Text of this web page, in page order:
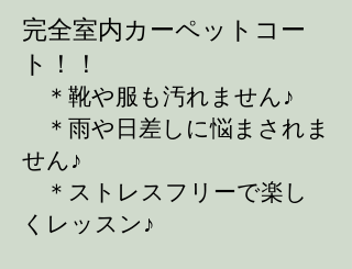
​完全室内カーペットコー
ト！！
＊靴や服も汚れません♪
＊雨や日差しに悩まされま
せん♪
＊ストレスフリーで楽し
くレッスン♪